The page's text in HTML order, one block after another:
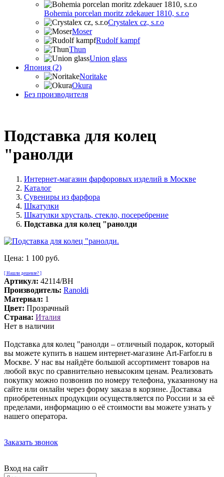
Bohemia porcelan moritz zdekauer 1810, s.r.o
Crystalex cz, s.r.o
Moser
Rudolf kampf
Thun
Union glass
Япония (2)
Noritake
Okura
Без производителя
Подставка для колец
"ранолди
Интернет-магазин фарфоровых изделий в Москве
Каталог
Сувениры из фарфора
Шкатулки
Шкатулки хрусталь, стекло, посеребрение
Подставка для колец "ранолди
Цена: 1 100 руб.
[ Нашли дешевле? ]
Артикул: 42114/BH
Производитель: Ranoldi
Материал: 1
Цвет: Прозрачный
Страна: Италия
Нет в наличии
Подставка для колец "ранолди – отличный подарок, который
вы можете купить в нашем интернет-магазине Art-Farfor.ru в
Москве. У нас вы найдёте большой ассортимент товаров на
любой вкус по сравнительно невысоким ценам. Реализовать
покупку можно позвонив по номеру телефона, указанному на
сайте или онлайн через форму заказа в корзине. Доставка
приобретенных продукции осуществляется по России и за её
пределами, информацию о её стоимости вы можете узнать у
нашего оператора.
Заказать звонок
Вход на сайт